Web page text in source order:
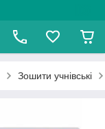
Зошити учнівські